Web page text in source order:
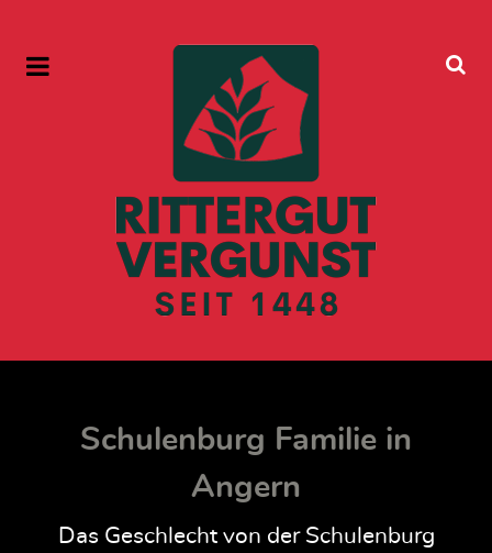
Schulenburg Familie in
Angern
Das Geschlecht von der Schulenburg